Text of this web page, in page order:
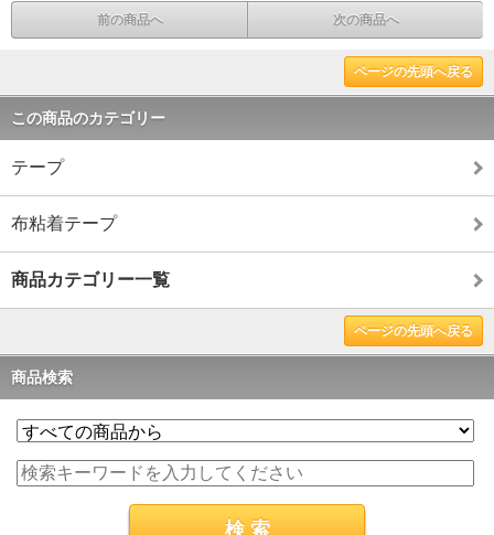
前の商品へ 次の商品へ
ページの先頭へ戻る
この商品のカテゴリー
テープ
布粘着テープ
商品カテゴリー一覧
ページの先頭へ戻る
商品検索